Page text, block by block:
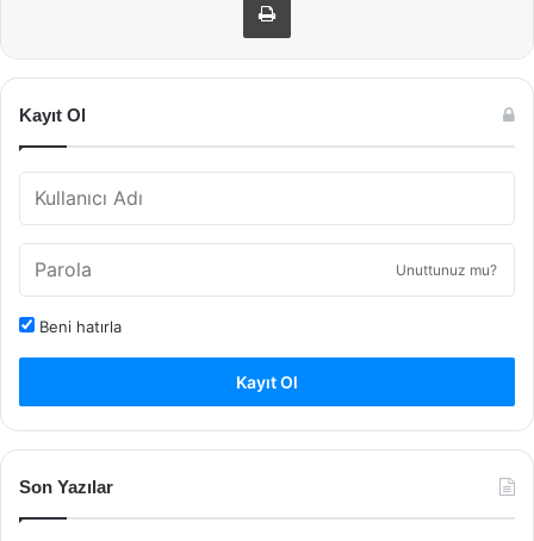
Kayıt Ol
Unuttunuz mu?
Beni hatırla
Kayıt Ol
Son Yazılar